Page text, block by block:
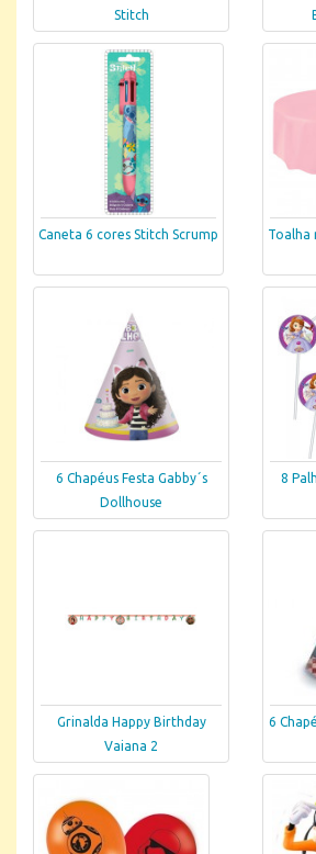
Stitch
Caneta 6 cores Stitch Scrump Toalha
6 Chapéus Festa Gabby´s
Dollhouse
8
Grinalda Happy Birthday
Vaiana 2
6